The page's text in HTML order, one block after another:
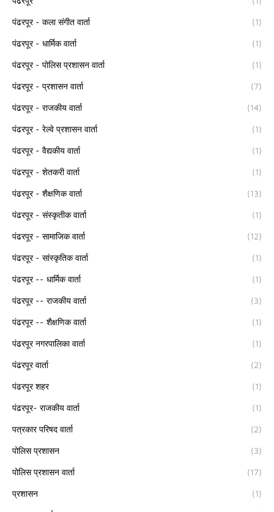
पंढरपूर - कला संगीत वार्ता (1)
पंढरपूर - धार्मिक वार्ता (1)
पंढरपूर - पोलिस प्रशासन वार्ता (1)
पंढरपूर - प्रशासन वार्ता (7)
पंढरपूर - राजकीय वार्ता (14)
पंढरपूर - रेल्वे प्रशासन वार्ता (1)
पंढरपूर - वैद्यकीय वार्ता (1)
पंढरपूर - शेतकरी वार्ता (1)
पंढरपूर - शैक्षणिक वार्ता (13)
पंढरपूर - संस्कृतीक वार्ता (1)
पंढरपूर - सामाजिक वार्ता (12)
पंढरपूर - सांस्कृतिक वार्ता (1)
पंढरपूर -- धार्मिक वार्ता (1)
पंढरपूर -- राजकीय वार्ता (3)
पंढरपूर -- शैक्षणिक वार्ता (1)
पंढरपूर नगरपालिका वार्ता (1)
पंढरपूर वार्ता (2)
पंढरपूर शहर (1)
पंढरपूर- राजकीय वार्ता (1)
पत्रकार परिषद वार्ता (2)
पोलिस प्रशासन (3)
पोलिस प्रशासन वार्ता (17)
प्रशासन (1)